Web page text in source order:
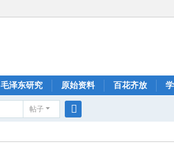
毛泽东研究 原始资料 百花齐放
帖子
索